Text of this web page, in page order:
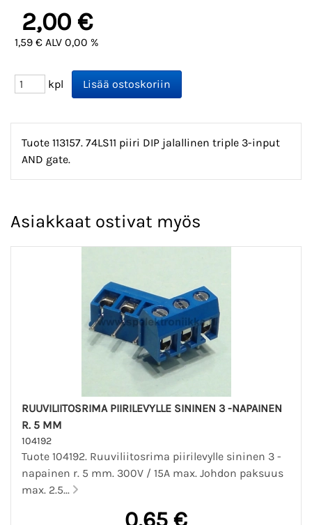
2,00 €
1,59 € ALV 0,00 %
kpl
Tuote 113157. 74LS11 piiri DIP jalallinen triple 3-input
AND gate.
Asiakkaat ostivat myös
RUUVILIITOSRIMA PIIRILEVYLLE SININEN 3 -NAPAINEN
R. 5 MM
104192
Tuote 104192. Ruuviliitosrima piirilevylle sininen 3 -
napainen r. 5 mm. 300V / 15A max. Johdon paksuus
max. 2.5...
0,65 €